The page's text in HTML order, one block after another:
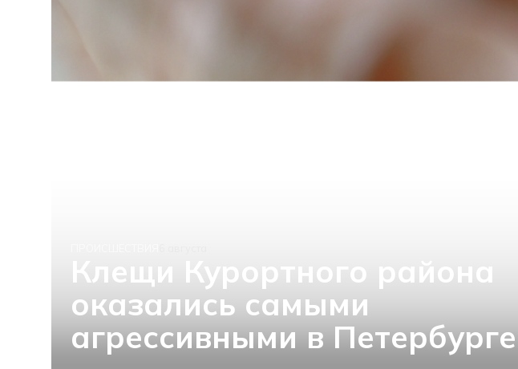
Клещи Курортного района
оказались самыми
агрессивными в Петербурге